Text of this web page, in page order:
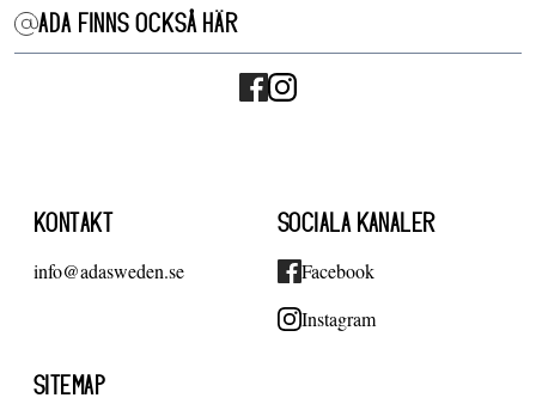
ADA FINNS OCKSÅ HÄR
KONTAKT
info@adasweden.se
SOCIALA KANALER
Facebook
Instagram
SITEMAP